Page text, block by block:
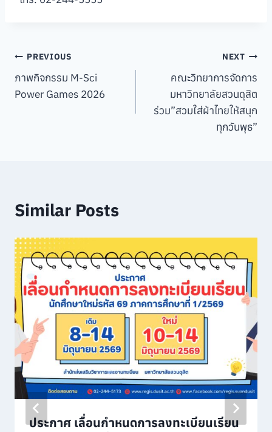
Post
navigation
PREVIOUS
ภาพกิจกรรม M-Sci
Power Games 2026
NEXT
คณะวิทยาการจัดการ
มหาวิทยาลัยสวนดุสิต
ร่วม”สวมใส่ผ้าไทยให้สนุก
ทุกวันพุธ”
Similar Posts
ประกาศ เลื่อนกำหนดการลงทะเบียนเรียน